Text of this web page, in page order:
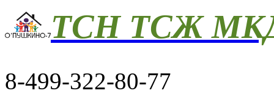
ТСН ТСЖ
8-499-322-80-77